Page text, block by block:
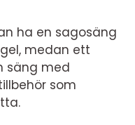
ha en sagosäng
medan ett
säng med
som